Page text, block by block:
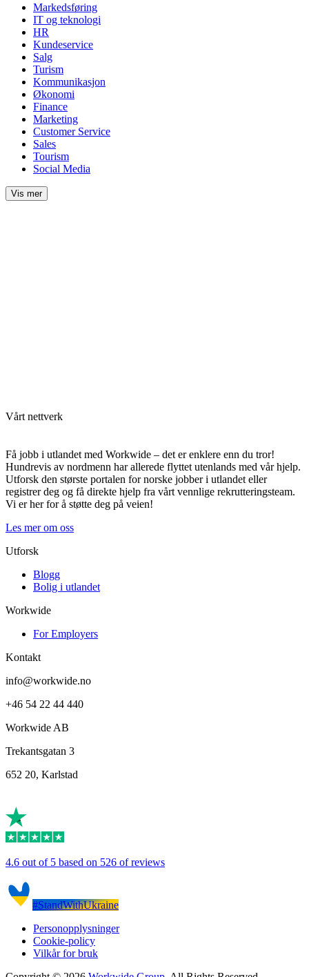
Markedsføring
IT og teknologi
HR
Kundeservice
Salg
Turism
Kommunikasjon
Økonomi
Finance
Marketing
Customer Service
Sales
Tourism
Social Media
Vis mer
Vårt nettverk
Få jobb i utlandet med Workwide – det er enklere enn du tror!
Hundrevis av nordmenn har allerede flyttet utenlands med vår hjelp.
Utforsk den største portalen for norske jobber i utlandet eller
registrer deg og få direkte hjelp fra vårt vennlige rekrutteringsteam.
Vi er her for å støtte deg på veien!
Les mer om oss
Utforsk
Blogg
Bolig i utlandet
Workwide
For Employers
Kontakt
info@workwide.no
+46 54 22 44 440
Workwide AB
Trekantsgatan 3
652 20, Karlstad
4.6 out of 5 based on 526 of reviews
#StandWithUkraine
Personopplysninger
Cookie-policy
Vilkår for bruk